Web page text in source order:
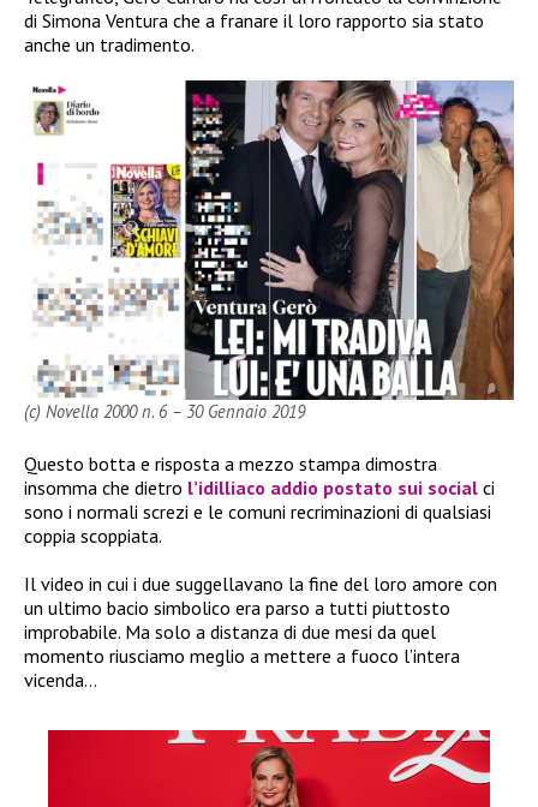
di Simona Ventura che a franare il loro rapporto sia stato
anche un tradimento.
(c) Novella 2000 n. 6 – 30 Gennaio 2019
Questo botta e risposta a mezzo stampa dimostra
insomma che dietro l’idilliaco addio postato sui social ci
sono i normali screzi e le comuni recriminazioni di qualsiasi
coppia scoppiata.
Il video in cui i due suggellavano la fine del loro amore con
un ultimo bacio simbolico era parso a tutti piuttosto
improbabile. Ma solo a distanza di due mesi da quel
momento riusciamo meglio a mettere a fuoco l’intera
vicenda…